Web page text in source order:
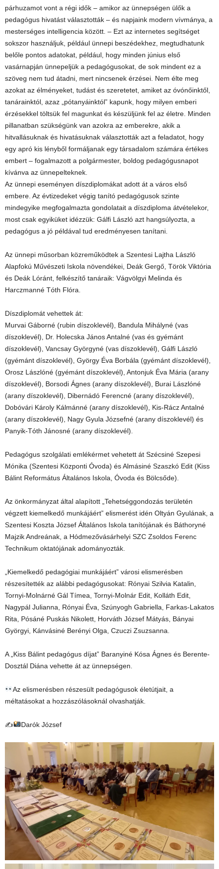
párhuzamot vont a régi idők – amikor az ünnepségen ülők a
pedagógus hivatást választották – és napjaink modern vívmánya, a
mesterséges intelligencia között. – Ezt az internetes segítséget
sokszor használjuk, például ünnepi beszédekhez, megtudhatunk
belőle pontos adatokat, például, hogy minden június első
vasárnapján ünnepeljük a pedagógusokat, de sok mindent ez a
szöveg nem tud átadni, mert nincsenek érzései. Nem élte meg
azokat az élményeket, tudást és szeretetet, amiket az óvónőinktől,
tanárainktól, azaz „pótanyáinktól” kapunk, hogy milyen emberi
érzésekkel töltsük fel magunkat és készüljünk fel az életre. Minden
pillanatban szükségünk van azokra az emberekre, akik a
hitvallásuknak és hivatásuknak választották azt a feladatot, hogy
egy apró kis lényből formáljanak egy társadalom számára értékes
embert – fogalmazott a polgármester, boldog pedagógusnapot
kívánva az ünnepelteknek.
Az ünnepi eseményen díszdiplomákat adott át a város első
embere. Az évtizedeket végig tanító pedagógusok szinte
mindegyike megfogalmazta gondolatait a díszdiploma átvételekor,
most csak egyiküket idézzük: Gálfi László azt hangsúlyozta, a
pedagógus a jó példával tud eredményesen tanítani.
Az ünnepi műsorban közreműködtek a Szentesi Lajtha László
Alapfokú Művészeti Iskola növendékei, Deák Gergő, Török Viktória
és Deák Lóránt, felkészítő tanáraik: Vágvölgyi Melinda és
Harczmanné Tóth Flóra.
Díszdiplomát vehettek át:
Murvai Gáborné (rubin díszoklevél), Bandula Mihályné (vas
díszoklevél), Dr. Holecska János Antalné (vas és gyémánt
díszoklevél), Vancsay Györgyné (vas díszoklevél), Gálfi László
(gyémánt díszoklevél), György Éva Borbála (gyémánt díszoklevél),
Orosz Lászlóné (gyémánt díszoklevél), Antonjuk Éva Mária (arany
díszoklevél), Borsodi Ágnes (arany díszoklevél), Burai Lászlóné
(arany díszoklevél), Dibernádó Ferencné (arany díszoklevél),
Dobóvári Károly Kálmánné (arany díszoklevél), Kis-Rácz Antalné
(arany díszoklevél), Nagy Gyula Józsefné (arany díszoklevél) és
Panyik-Tóth Jánosné (arany díszoklevél).
Pedagógus szolgálati emlékérmet vehetett át Szécsiné Szepesi
Mónika (Szentesi Központi Óvoda) és Almásiné Szaszkó Edit (Kiss
Bálint Református Általános Iskola, Óvoda és Bölcsőde).
Az önkormányzat által alapított „Tehetséggondozás területén
végzett kiemelkedő munkájáért” elismerést idén Oltyán Gyulának, a
Szentesi Koszta József Általános Iskola tanítójának és Báthoryné
Majzik Andreának, a Hódmezővásárhelyi SZC Zsoldos Ferenc
Technikum oktatójának adományozták.
„Kiemelkedő pedagógiai munkájáért” városi elismerésben
részesítették az alábbi pedagógusokat: Rónyai Szilvia Katalin,
Tornyi-Molnárné Gál Tímea, Tornyi-Molnár Edit, Kolláth Edit,
Nagypál Julianna, Rónyai Éva, Szúnyogh Gabriella, Farkas-Lakatos
Rita, Pósáné Puskás Nikolett, Horváth József Mátyás, Bányai
Györgyi, Kánvásiné Berényi Olga, Czuczi Zsuzsanna.
A „Kiss Bálint pedagógus díjat” Baranyiné Kósa Ágnes és Berente-
Dosztál Diána vehette át az ünnepségen.
Az elismerésben részesült pedagógusok életútjait, a
méltatásokat a hozzászólásoknál olvashatják.
✍ Darók József